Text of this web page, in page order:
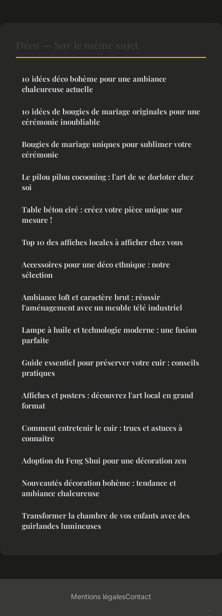
10 idées déco bohème pour une ambiance
chaleureuse actuelle
10 idées de bougies de mariage originales pour une
cérémonie inoubliable
Bougies de mariage uniques pour sublimer votre
cérémonie
Le pilou pilou cocooning : l'art de se dorloter chez
soi
Table béton ciré : créez votre pièce unique sur
mesure !
Top 10 des affiches locales à afficher chez vous
Accessoires pour une déco ethnique : notre
sélection
Ambiance loft et caractère brut : réussir
l'aménagement avec un meuble télé industriel
Lampe à huile et technologie moderne : une fusion
parfaite
Guide essentiel pour préserver votre cuir : conseils
pratiques
Affiches et posters : découvrez l'art local en grand
format
Comment entretenir le cuir : trucs et astuces à
connaître
Adoption du Feng Shui pour une décoration zen
Nouveautés décoration bohème : tendance et
ambiance chaleureuse
Transformer la chambre de vos enfants avec des
guirlandes lumineuses
Mentions légalesContact